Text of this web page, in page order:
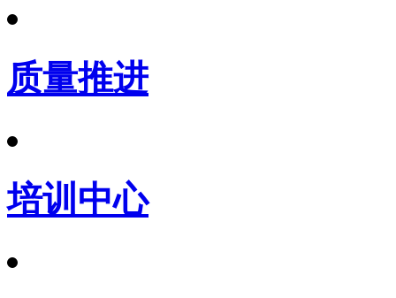
质量推进
培训中心